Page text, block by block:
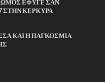
ΕΦΥΓΕ ΣΑΝ
ΣΤΗΝ ΚΕΡΚΥΡΑ
ΚΑΙ Η ΠΑΓΚΟΣΜΙΑ